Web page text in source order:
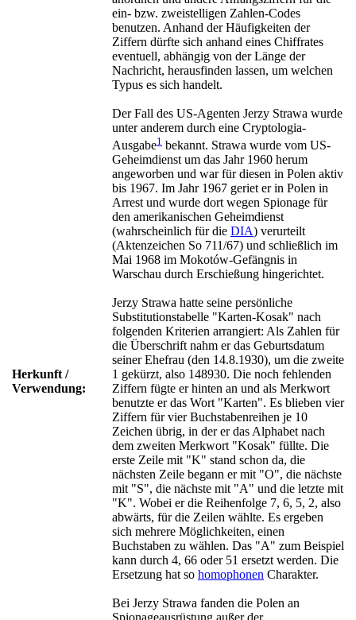
Herkunft /
Verwendung:
ein- bzw. zweistelligen Zahlen-Codes
benutzen. Anhand der Häufigkeiten der
Ziffern dürfte sich anhand eines Chiffrates
eventuell, abhängig von der Länge der
Nachricht, herausfinden lassen, um welchen
Typus es sich handelt.
Der Fall des US-Agenten Jerzy Strawa wurde
unter anderem durch eine Cryptologia-
Ausgabe1 bekannt. Strawa wurde vom US-
Geheimdienst um das Jahr 1960 herum
angeworben und war für diesen in Polen aktiv
bis 1967. Im Jahr 1967 geriet er in Polen in
Arrest und wurde dort wegen Spionage für
den amerikanischen Geheimdienst
(wahrscheinlich für die DIA) verurteilt
(Aktenzeichen So 711/67) und schließlich im
Mai 1968 im Mokotów-Gefängnis in
Warschau durch Erschießung hingerichtet.
Jerzy Strawa hatte seine persönliche
Substitutionstabelle "Karten-Kosak" nach
folgenden Kriterien arrangiert: Als Zahlen für
die Überschrift nahm er das Geburtsdatum
seiner Ehefrau (den 14.8.1930), um die zweite
1 gekürzt, also 148930. Die noch fehlenden
Ziffern fügte er hinten an und als Merkwort
benutzte er das Wort "Karten". Es blieben vier
Ziffern für vier Buchstabenreihen je 10
Zeichen übrig, in der er das Alphabet nach
dem zweiten Merkwort "Kosak" füllte. Die
erste Zeile mit "K" stand schon da, die
nächsten Zeile begann er mit "O", die nächste
mit "S", die nächste mit "A" und die letzte mit
"K". Wobei er die Reihenfolge 7, 6, 5, 2, also
abwärts, für die Zeilen wählte. Es ergeben
sich mehrere Möglichkeiten, einen
Buchstaben zu wählen. Das "A" zum Beispiel
kann durch 4, 66 oder 51 ersetzt werden. Die
Ersetzung hat so homophonen Charakter.
Bei Jerzy Strawa fanden die Polen an